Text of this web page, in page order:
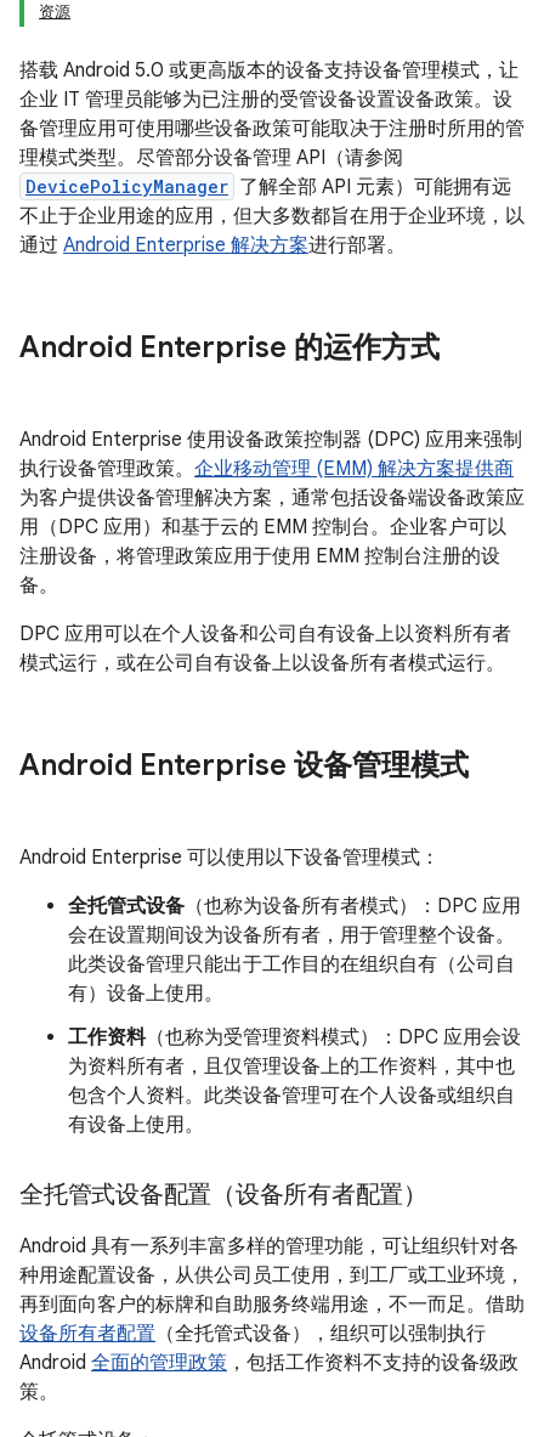
资源
搭载 Android 5.0 或更高版本的设备支持设备管理模式，让
企业 IT 管理员能够为已注册的受管设备设置设备政策。设
备管理应用可使用哪些设备政策可能取决于注册时所用的管
理模式类型。尽管部分设备管理 API（请参阅
DevicePolicyManager 了解全部 API 元素）可能拥有远
不止于企业用途的应用，但大多数都旨在用于企业环境，以
通过 Android Enterprise 解决方案进行部署。
Android Enterprise 的运作方式
Android Enterprise 使用设备政策控制器 (DPC) 应用来强制
执行设备管理政策。 企业移动管理 (EMM) 解决方案提供商
为客户提供设备管理解决方案，通常包括设备端设备政策应
用（DPC 应用）和基于云的 EMM 控制台。企业客户可以
注册设备，将管理政策应用于使用 EMM 控制台注册的设
备。
DPC 应用可以在个人设备和公司自有设备上以资料所有者
模式运行，或在公司自有设备上以设备所有者模式运行。
Android Enterprise 设备管理模式
Android Enterprise 可以使用以下设备管理模式：
全托管式设备 （也称为设备所有者模式）
：DPC 应用
会在设置期间设为设备所有者 ，用于管理整个设备。
此类设备管理只能出于工作目的在组织自有（公司自
有）设备上使用。
工作资料（也称为受管理资料模式）
：DPC 应用会设
为资料所有者 ，且仅管理设备上的工作资料，其中也
包含个人资料。此类设备管理可在个人设备或组织自
有设备上使用。
全托管式设备配置（设备所有者配置）
Android 具有一系列丰富多样的管理功能，可让组织针对各
种用途配置设备，从供公司员工使用，到工厂或工业环境，
再到面向客户的标牌和自助服务终端用途，不一而足。借助
设备所有者配置 （全托管式设备），组织可以强制执行
Android 全面的管理政策 ，包括工作资料不支持的设备级政
策。